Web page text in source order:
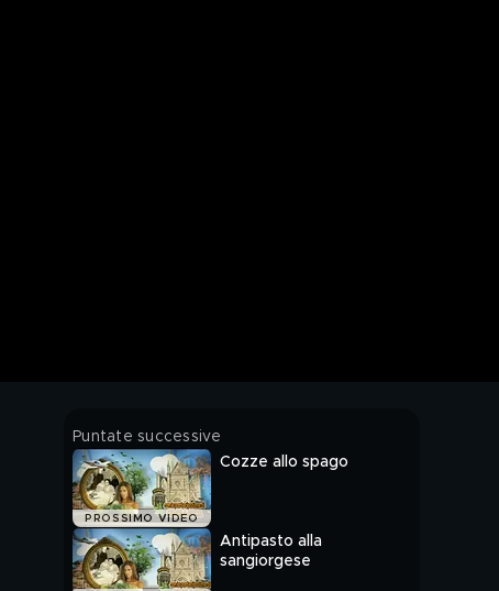
Puntate successive
PROSSIMO VIDEO
Cozze allo spago
Antipasto alla
sangiorgese